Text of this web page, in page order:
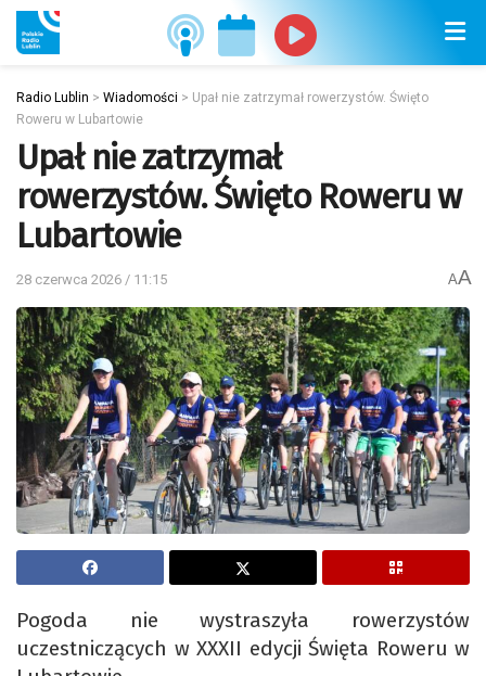
Radio Lublin > Wiadomości > Upał nie zatrzymał rowerzystów. Święto
Roweru w Lubartowie
Upał nie zatrzymał
rowerzystów. Święto Roweru w
Lubartowie
28 czerwca 2026 / 11:15 AA
Pogoda nie wystraszyła rowerzystów
uczestniczących w XXXII edycji Święta Roweru w